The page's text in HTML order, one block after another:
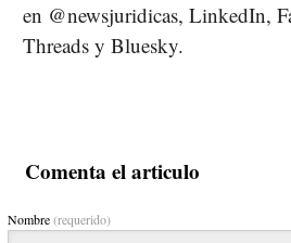
en @newsjuridicas, LinkedIn,
Threads y Bluesky.
Comenta el articulo
Nombre(requerido)